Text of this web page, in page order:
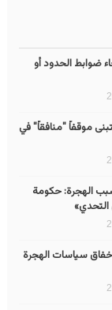
ضوابط الحدود أو
موقفاً "منافقاً" في
بسبب الهجرة: حكومة
سياسات الهجرة